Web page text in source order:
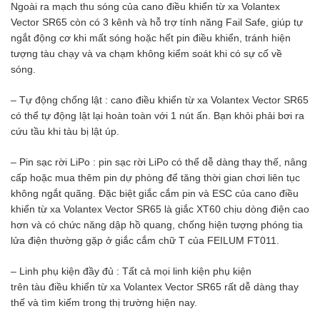
Ngoài ra mạch thu sóng của cano điều khiển từ xa Volantex
Vector SR65 còn có 3 kênh và hỗ trợ tính năng Fail Safe, giúp tự
ngắt động cơ khi mất sóng hoặc hết pin điều khiển, tránh hiện
tượng tàu chạy và va chạm không kiểm soát khi có sự cố về
sóng.
– Tự động chống lật : cano điều khiển từ xa Volantex Vector SR65
có thể tự động lật lại hoàn toàn với 1 nút ấn. Bạn khỏi phải bơi ra
cứu tầu khi tàu bị lật úp.
– Pin sạc rời LiPo : pin sạc rời LiPo có thể dễ dàng thay thế, nâng
cấp hoặc mua thêm pin dự phòng để tăng thời gian chơi liên tục
không ngắt quãng. Đặc biệt giắc cắm pin và ESC của cano điều
khiển từ xa Volantex Vector SR65 là giắc XT60 chịu dòng điện cao
hơn và có chức năng dập hồ quang, chống hiện tượng phóng tia
lửa điện thường gặp ở giắc cắm chữ T của FEILUM FT011.
– Linh phụ kiện đầy đủ : Tất cả mọi linh kiện phụ kiện
trên tàu điều khiển từ xa Volantex Vector SR65 rất dễ dàng thay
thế và tìm kiếm trong thị trường hiện nay.